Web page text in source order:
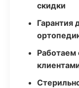
скидки
Гарантия